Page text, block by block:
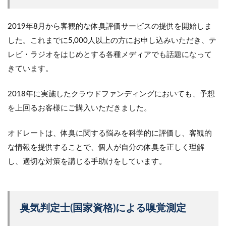
2019年8月から客観的な体臭評価サービスの提供を開始しま
した。これまでに5,000人以上の方にお申し込みいただき、テ
レビ・ラジオをはじめとする各種メディアでも話題になって
きています。
2018年に実施したクラウドファンディングにおいても、予想
を上回るお客様にご購入いただきました。
オドレートは、体臭に関する悩みを科学的に評価し、客観的
な情報を提供することで、個人が自分の体臭を正しく理解
し、適切な対策を講じる手助けをしています。
臭気判定士(国家資格)による嗅覚測定